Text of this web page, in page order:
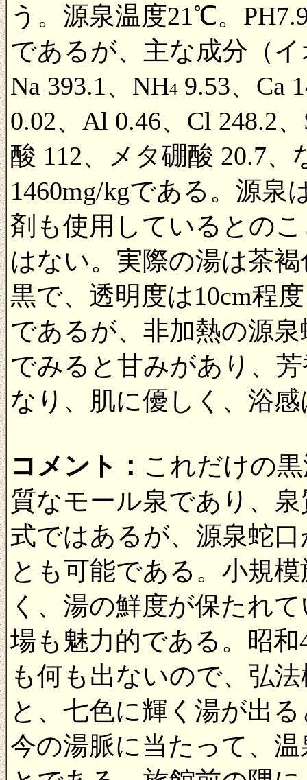
う。源泉温度21℃。
であるが、主な成分（
Na 393.1、NH4 9.53、Ca
0.02、Al 0.46、Cl 248.2、
酸 112、メタ硼酸 20.7
1460mg/kgである。源泉
剤も使用しているとの
はない。実際の湯は茶
黒で、透明度は10cm程
であるが、非加熱の源
でみると甘みがあり、
なり、肌に優しく、浴
コメント： これだけの
質なモール泉であり、
式ではあるが、源泉蛇
とも可能である。小規
く、湯の鮮度が保たれ
場も魅力的である。昭
も何も出ないので、弘
と、七色に輝く湯が出
今の湯脈に当たって、